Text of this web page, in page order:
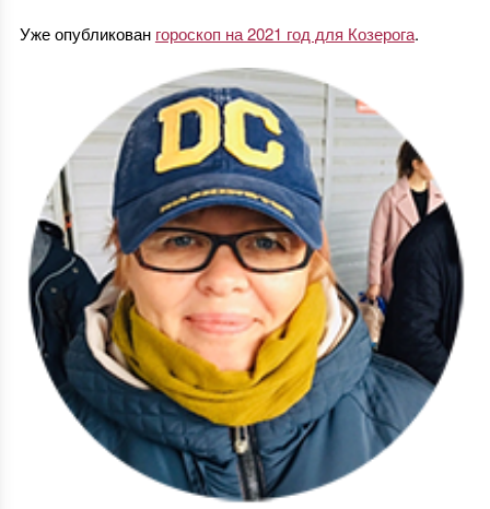
Уже опубликован гороскоп на 2021 год для Козерога.